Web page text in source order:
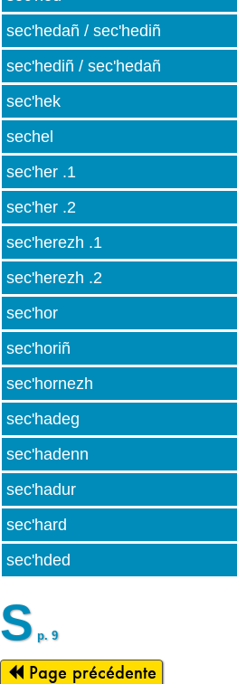
sec'hedañ / sec'hediñ
sec'hediñ / sec'hedañ
sec'hek
sechel
sec'her .1
sec'her .2
sec'herezh .1
sec'herezh .2
sec'hor
sec'horiñ
sec'hornezh
sec'hadeg
sec'hadenn
sec'hadur
sec'hard
sec'hded
S p. 9
Page précédente